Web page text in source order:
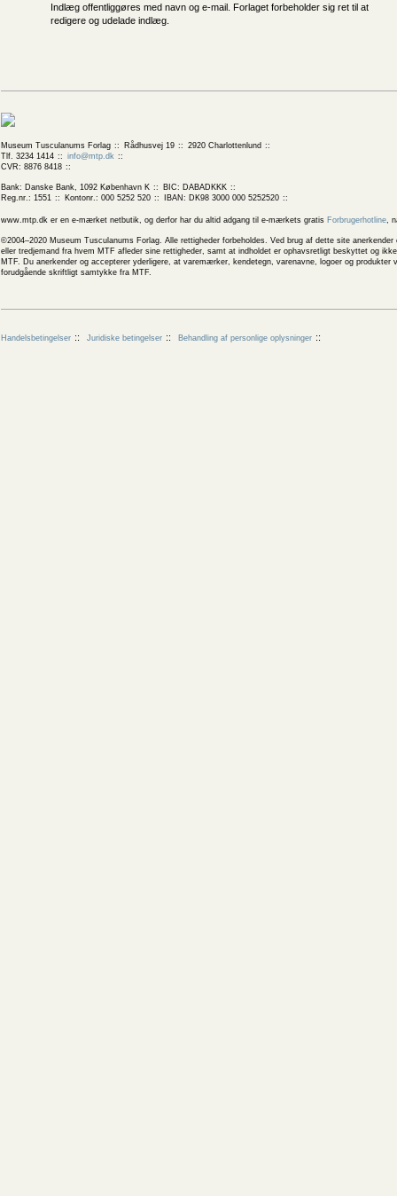
Indlæg offentliggøres med navn og e-mail. Forlaget forbeholder sig ret til at
redigere og udelade indlæg.
Museum Tusculanums Forlag Rådhusvej 19
2920 Charlottenlund
Tlf. 3234 1414
info@mtp.dk
CVR: 8876 8418
Bank: Danske Bank, 1092 København K
BIC: DABADKKK
Reg.nr.: 1551
Kontonr.: 000 5252 520 IBAN: DK98 3000 000 5252520
www.mtp.dk er en e-mærket netbutik, og derfor har du altid adgang til e-mærkets gratis Forbrugerhotline,
©2004–2020 Museum Tusculanums Forlag. Alle rettigheder forbeholdes. Ved brug af dette site
eller tredjemand fra hvem MTF afleder sine rettigheder, samt at indholdet er ophavsretligt beskyttet og
MTF. Du anerkender og accepterer yderligere, at varemærker, kendetegn, varenavne, logoer og
forudgående skriftligt samtykke fra MTF.
Handelsbetingelser Juridiske betingelser Behandling af personlige oplysninger